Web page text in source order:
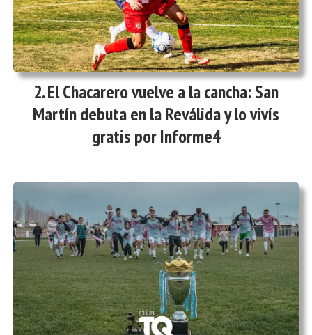
El Chacarero vuelve a la cancha: San
Martín debuta en la Reválida y lo vivís
gratis por Informe4